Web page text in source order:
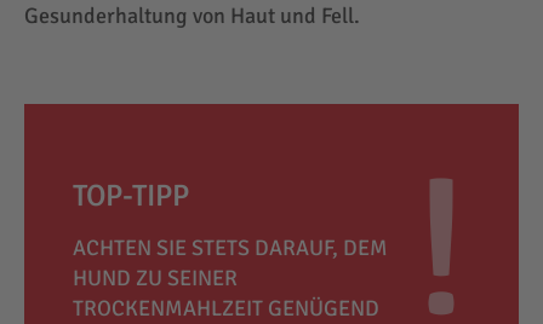
Gesunderhaltung von Haut und Fell.
TOP-TIPP
ACHTEN SIE STETS DARAUF, DEM
HUND ZU SEINER
TROCKENMAHLZEIT GENÜGEND